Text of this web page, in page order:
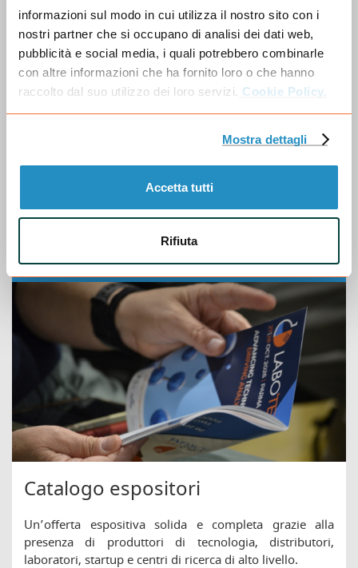
informazioni sul modo in cui utilizza il nostro sito con i
nostri partner che si occupano di analisi dei dati web,
pubblicità e social media, i quali potrebbero combinarle
con altre informazioni che ha fornito loro o che hanno
raccolto dal suo utilizzo dei loro servizi. Cookie Policy.
Mostra dettagli
Accetta tutti
Rifiuta
Convegni e aree speciali
Un ricco programma di focus, progetti e aree speciali
arricchisce l’esperienza di tutti i professionisti che
partecipano a Labotec, rendendola esclusiva.
Scopri tutte le arene convegni, dimostrazioni dal vivo e
aree per startup e per giovani talenti.
Catalogo espositori
Un’offerta espositiva solida e completa grazie alla
presenza di produttori di tecnologia, distributori,
laboratori, startup e centri di ricerca di alto livello.